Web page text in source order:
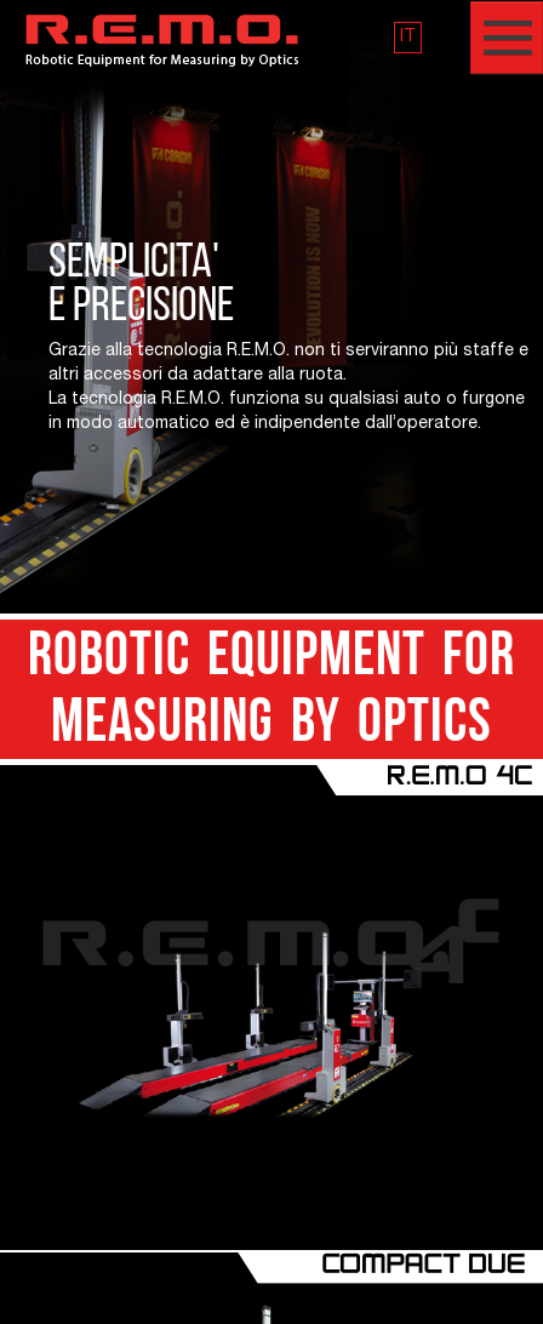
SEMPLICITA'
E PRECISIONE
Grazie alla tecnologia R.E.M.O. non ti serviranno più staffe e
altri accessori da adattare alla ruota.
La tecnologia R.E.M.O. funziona su qualsiasi auto o furgone
in modo automatico ed è indipendente dall’operatore.
IT
ROBOTIC EQUIPMENT FOR
MEASURING BY OPTICS